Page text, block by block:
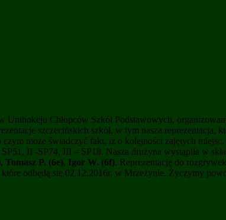
Unihokeju Chłopców Szkół Podstawowych,
szczecińskich szkół, w tym nasza
może świadczyć fakt, iż o kolejności zajętych
II -SP74, III – SP18. Nasza drużyna wystąpiła w
P. (6e), Igor W. (6f). Reprezentację do
odbędą się 02.12.2016r. w Mrzeżynie. Życzymy